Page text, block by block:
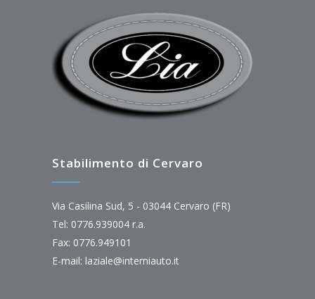
Stabilimento di Cervaro
Via Casilina Sud, 5 - 03044 Cervaro (FR)
Tel: 0776.939004 r.a.
Fax: 0776.949101
E-mail: laziale@interniauto.it